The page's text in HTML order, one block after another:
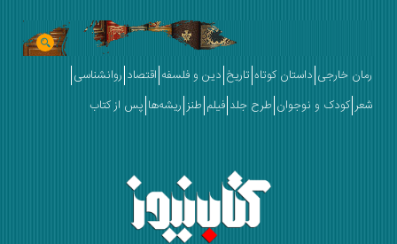
خارجی داستان کوتاه تاریخ دین و فلسفه اقتصاد روانشناسی
کودک و نوجوان طرح جلد فیلم طنز ریشه‌ها پس از کتاب